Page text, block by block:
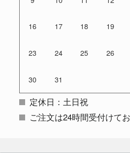
16 17 18 19
23 24 25 26
30 31
定休日：土日祝
ご注文は24時間受付けて